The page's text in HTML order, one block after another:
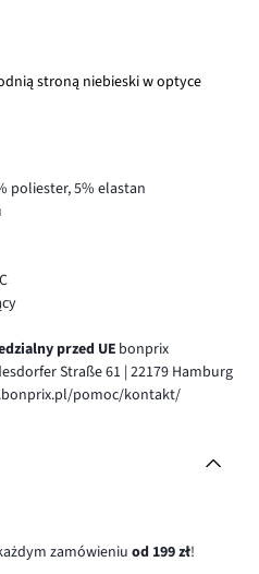
stroną niebieski w optyce
poliester, 5% elastan
przed UE bonprix
Straße 61 | 22179 Hamburg
pomoc/kontakt/
zamówieniu od 199 zł!